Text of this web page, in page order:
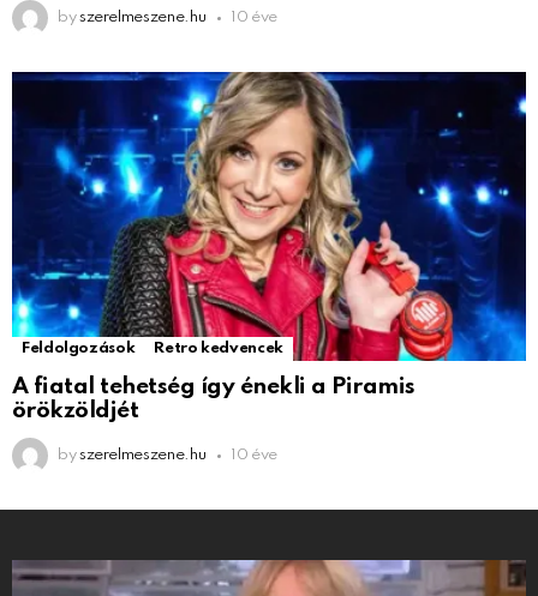
by szerelmeszene.hu 10 éve
Feldolgozások Retro kedvencek
A fiatal tehetség így énekli a Piramis
örökzöldjét
by szerelmeszene.hu 10 éve